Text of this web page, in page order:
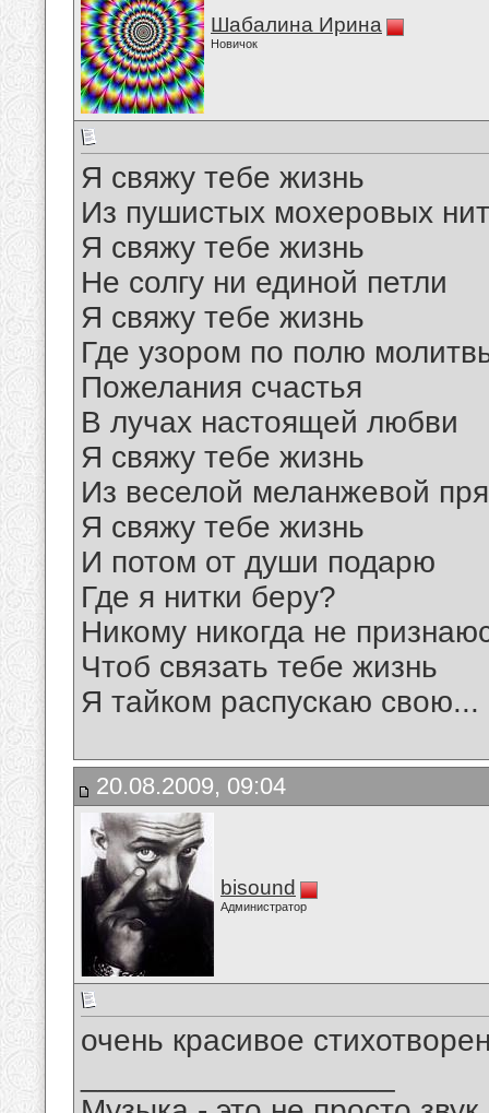
Шабалина Ирина
Новичок
Я свяжу тебе жизнь
Из пушистых мохеровых
Я свяжу тебе жизнь
Не солгу ни единой петли
Я свяжу тебе жизнь
Где узором по полю
Пожелания счастья
В лучах настоящей любви
Я свяжу тебе жизнь
Из веселой меланжевой
Я свяжу тебе жизнь
И потом от души подарю
Где я нитки беру?
Никому никогда не
Чтоб связать тебе жизнь
Я тайком распускаю свою...
20.08.2009, 09:04
bisound
Администратор
очень красивое